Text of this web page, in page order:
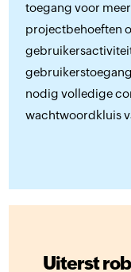
toegang voor
projectbehoeften
nodig volledige
wachtwoordkluis
Uiterst